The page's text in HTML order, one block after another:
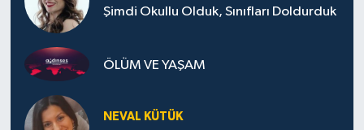
Şimdi Okullu Olduk, Sınıfları Doldurduk
ÖLÜM VE YAŞAM
NEVAL KÜTÜK